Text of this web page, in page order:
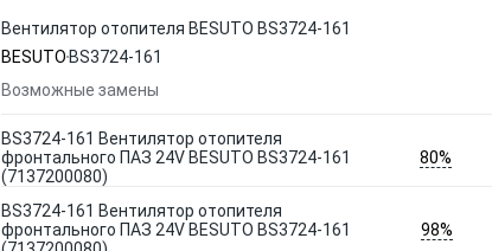
Вентилятор отопителя BESUTO BS3724-161
BESUTO BS3724-161
Возможные замены
BS3724-161 Вентилятор отопителя
фронтального ПАЗ 24V BESUTO BS3724-161
(7137200080)
80%
BS3724-161 Вентилятор отопителя
фронтального ПАЗ 24V BESUTO BS3724-161
98%